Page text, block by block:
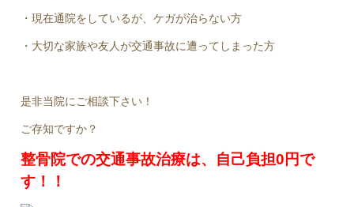
・現在通院をしているが、ケガが治らない方
・大切な家族や友人が交通事故に遭ってしまった方
是非当院にご相談下さい！
ご存知ですか？
整骨院での交通事故治療は、自己負担0円で
す！！